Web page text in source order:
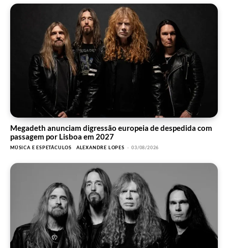
Megadeth anunciam digressão europeia de despedida com
passagem por Lisboa em 2027
MÚSICA E ESPETÁCULOS ALEXANDRE LOPES - 03/08/2026